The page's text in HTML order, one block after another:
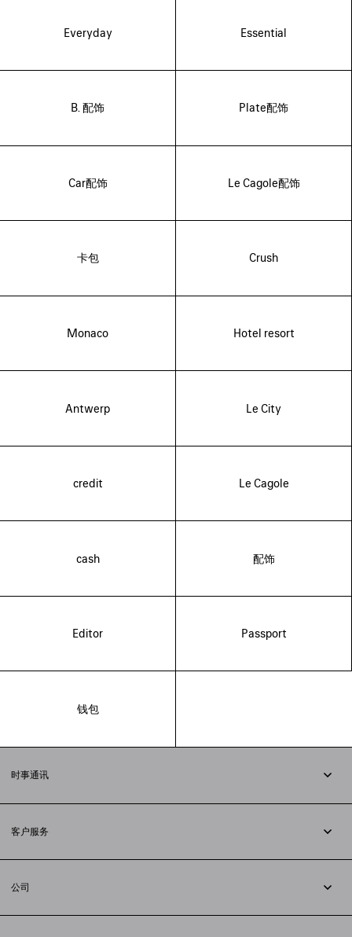
Everyday Essential
B. 配饰 Plate配饰
Car配饰 Le Cagole配饰
卡包 Crush
Monaco Hotel resort
Antwerp Le City
credit Le Cagole
cash 配饰
Editor Passport
钱包
时事通讯
客户服务
配送方式
支付
公司